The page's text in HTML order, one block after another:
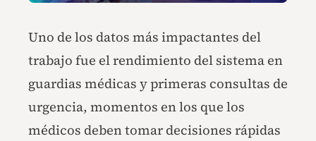
Uno de los datos más impactantes del
trabajo fue el rendimiento del sistema en
guardias médicas y primeras consultas de
urgencia, momentos en los que los
médicos deben tomar decisiones rápidas